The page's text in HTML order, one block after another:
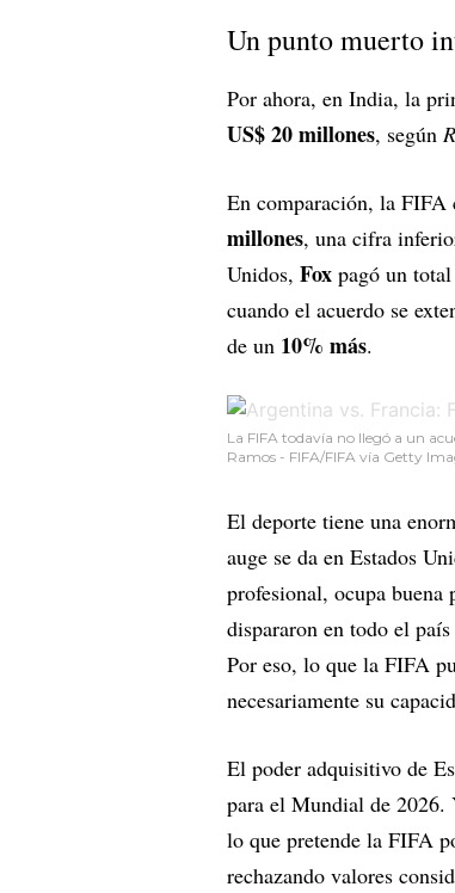
Un punto muerto
Por ahora, en India, la
US$ 20 millones, según
En comparación, la FIFA
millones, una cifra
Unidos, Fox pagó un
cuando el acuerdo se
de un 10% más.
La FIFA todavía no llegó a un
Ramos - FIFA/FIFA vía Getty
El deporte tiene una
auge se da en Estados
profesional, ocupa
dispararon en todo el
Por eso, lo que la FIFA
necesariamente su
El poder adquisitivo de
para el Mundial de 2026.
lo que pretende la FIFA
rechazando valores